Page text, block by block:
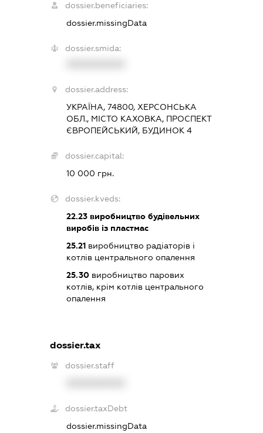
dossier.beneficiaries:
dossier.missingData
dossier.smida:
dossier.address:
УКРАЇНА, 74800, ХЕРСОНСЬКА
ОБЛ., МІСТО КАХОВКА, ПРОСПЕКТ
ЄВРОПЕЙСЬКИЙ, БУДИНОК 4
dossier.capital:
10 000 грн.
dossier.kveds:
22.23виробництво будівельних
виробів із пластмас
25.21виробництво радіаторів і
котлів центрального опалення
25.30виробництво парових
котлів, крім котлів центрального
опалення
dossier.tax
dossier.staff
dossier.taxDebt
dossier.missingData